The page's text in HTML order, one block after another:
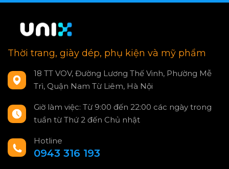
Thời trang, giày dép, phụ kiện và mỹ phẩm
18 TT VOV, Đường Lương Thế Vinh, Phường Mễ
Trì, Quận Nam Từ Liêm, Hà Nội
Giờ làm việc: Từ 9:00 đến 22:00 các ngày trong
tuần từ Thứ 2 đến Chủ nhật
Hotline
0943 316 193